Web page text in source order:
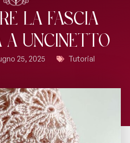
La Fascia
A Uncinetto
25, 2025 Tutorial